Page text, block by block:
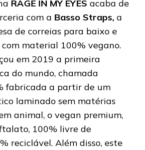
RAGE IN MY EYES acaba de
com a Basso Straps, a
de correias para baixo e
material 100% vegano.
em 2019 a primeira
do mundo, chamada
fabricada a partir de um
laminado sem matérias
animal, o vegan premium,
100% livre de
reciclável. Além disso, este